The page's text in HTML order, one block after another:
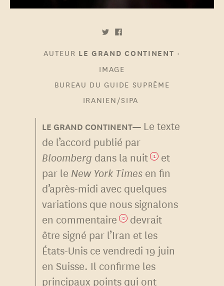
AUTEUR LE GRAND CONTINENT •
IMAGE
BUREAU DU GUIDE SUPRÊME
IRANIEN/SIPA
Le texte
de l’accord publié par
Bloomberg dans la nuit 1
et
par le New York Times en fin
d’après-midi avec quelques
variations que nous signalons
en commentaire 2
devrait
être signé par l’Iran et les
États-Unis ce vendredi 19 juin
en Suisse. Il confirme les
principaux points qui ont